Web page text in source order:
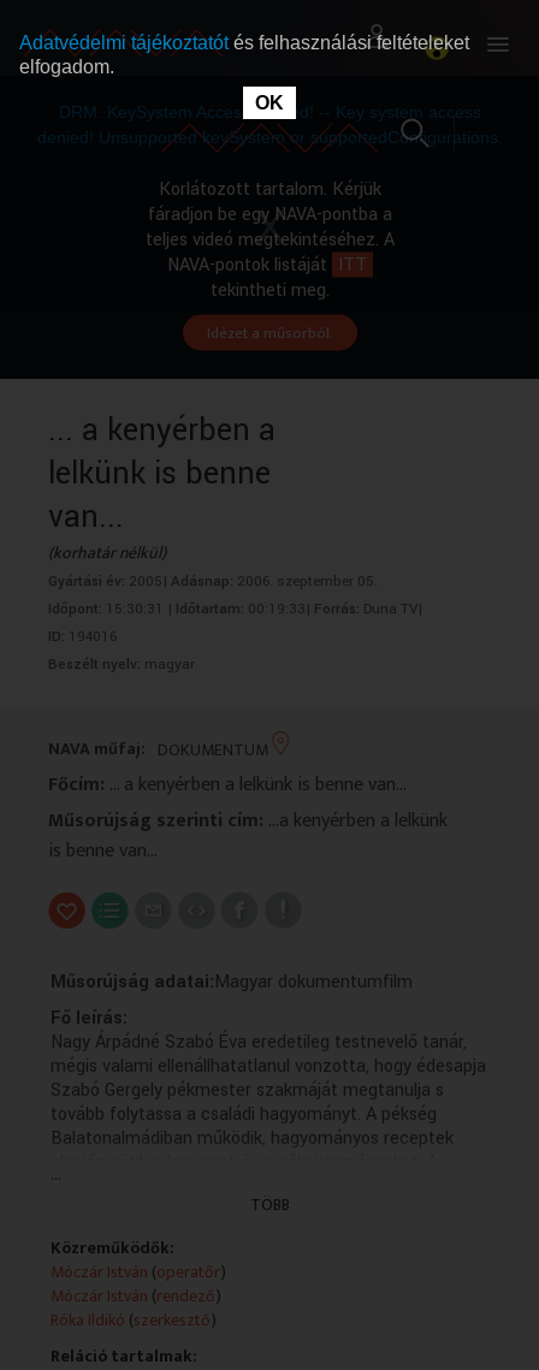
RÓLUNK
RÓLUNK
DRM: KeySystem Access Denied! -- Key system access
denied! Unsupported keySystem or supportedConfigurations.
Korlátozott tartalom. Kérjük
fáradjon be egy NAVA-pontba a
teljes videó megtekintéséhez. A
NAVA-pontok listáját ITT
tekintheti meg.
Idézet a műsorból.
... a kenyérben a
lelkünk is benne
van...
(korhatár nélkül)
Gyártási év: 2005| Adásnap: 2006. szeptember 05.
Időpont: 15:30:31 | Időtartam: 00:19:33| Forrás: Duna TV|
ID: 194016
Beszélt nyelv: magyar
NAVA műfaj: DOKUMENTUM
Főcím: ... a kenyérben a lelkünk is benne van...
Műsorújság szerinti cím: ...a kenyérben a lelkünk
is benne van...
Műsorújság adatai:Magyar dokumentumfilm
Fő leírás:
Nagy Árpádné Szabó Éva eredetileg testnevelő tanár,
mégis valami ellenállhatatlanul vonzotta, hogy édesapja
Szabó Gergely pékmester szakmáját megtanulja s
tovább folytassa a családi hagyományt. A pékség
Balatonalmádiban működik, hagyományos receptek
családi vállalkozás szép példa, hogy a mesterség
öröklődik apáról fiúra, illetve lányra.
...
TÖBB
Közreműködők:
Móczár István (operatőr)
Móczár István (rendező)
Róka Ildikó (szerkesztő)
Reláció tartalmak:
Adatvédelmi tájékoztatótés felhasználási feltételeket
elfogadom.
OK